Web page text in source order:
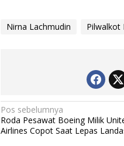
Nirna Lachmudin Pilwalkot
N
a
Pos sebelumnya
Roda Pesawat Boeing Milik
Airlines Copot Saat Lepas